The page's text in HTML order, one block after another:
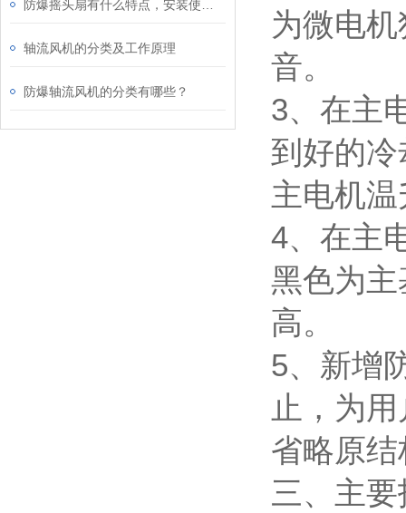
轴流风机的分类及工作原理
防爆轴流风机​的分类有哪些？
为微电
音。
3、在主
到好的
主电机
4、在主
黑色为
高。
5、新增
止，为
省略原
三、主